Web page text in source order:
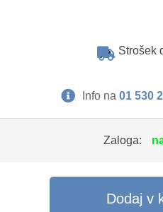
Strošek
Info na 01 530
Zaloga:
Dodaj v